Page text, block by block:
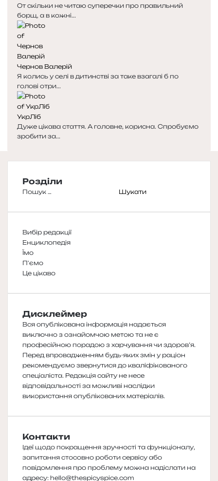
От скільки не читаю суперечки про правильний
борщ, а в кожні...
Чернов Валерій
Я колись у селі в дитинстві за таке взагалі б по
голові отри...
УкрЛіб
Дуже цікава стаття. А головне, корисна. Спробуємо
зробити за...
Розділи
Пошук:
Вибір редакції
Енциклопедія
Їмо
П'ємо
Це цікаво
Дисклеймер
Вся опублікована інформація надається
виключно з ознайомчою метою та не є
професійною порадою з харчування чи здоров’я.
Перед впровадженням будь-яких змін у раціон
рекомендуємо звернутися до кваліфікованого
спеціаліста. Редакція сайту не несе
відповідальності за можливі наслідки
використання опублікованих матеріалів.
Контакти
Ідеї щодо покращення зручності та функціоналу,
запитання стосовно роботи сервісу або
повідомлення про проблему можна надіслати на
адресу: hello@thespicyspice.com